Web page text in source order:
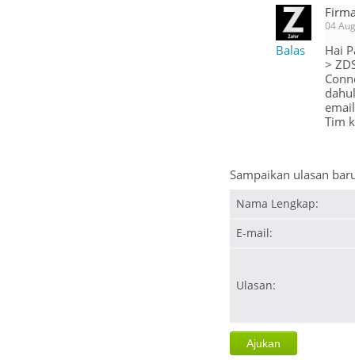
Balas
04
Hai
>
Tim
Sampaikan ulasan
Nama Lengkap:
E-mail:
Ulasan: